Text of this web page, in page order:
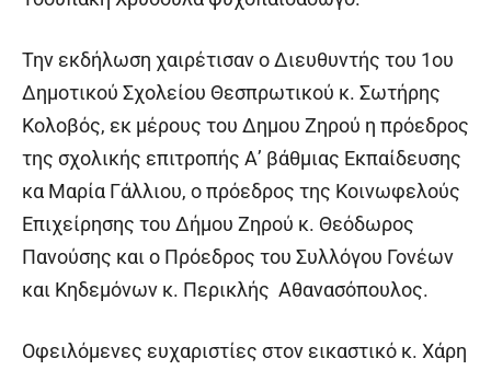
Την εκδήλωση χαιρέτισαν ο Διευθυντής του 1ου
Δημοτικού Σχολείου Θεσπρωτικού κ. Σωτήρης
Κολοβός, εκ μέρους του Δημου Ζηρού η πρόεδρος
της σχολικής επιτροπής Α’ βάθμιας Εκπαίδευσης
κα Μαρία Γάλλιου, ο πρόεδρος της Κοινωφελούς
Επιχείρησης του Δήμου Ζηρού κ. Θεόδωρος
Πανούσης και ο Πρόεδρος του Συλλόγου Γονέων
και Κηδεμόνων κ. Περικλής Αθανασόπουλος.
Οφειλόμενες ευχαριστίες στον εικαστικό κ. Χάρη